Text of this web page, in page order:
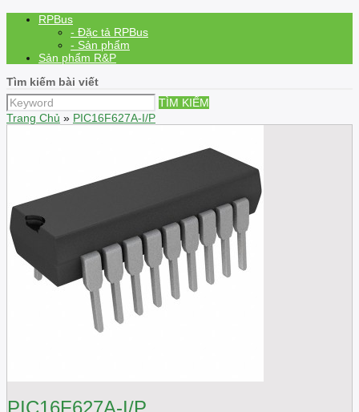
RPBus
- Đặc tả RPBus
- Sản phẩm
Sản phẩm R&P
Tìm kiếm bài viết
TÌM KIẾM
Trang Chủ » PIC16F627A-I/P
PIC16F627A-I/P